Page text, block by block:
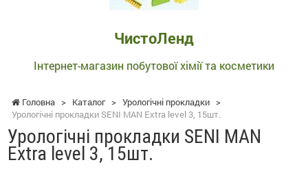
ЧистоЛенд
Інтернет-магазин побутової хімії та косметики
Головна > Каталог > Урологічні прокладки >
Урологічні прокладки SENI MAN Extra level 3, 15шт.
Урологічні прокладки SENI MAN
Extra level 3, 15шт.